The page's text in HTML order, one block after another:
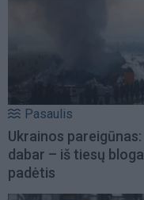
Pasaulis
Ukrainos pareigūnas:
dabar – iš tiesų bloga
padėtis